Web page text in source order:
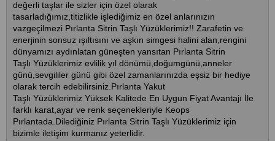
değerli taşlar ile sizler için özel olarak
tasarladığımız,titizlikle işlediğimiz en özel anlarınızın
vazgeçilmezi Pırlanta Sitrin Taşlı Yüzüklerimiz!! Zarafetin ve
enerjinin sonsuz ışıltısını ve aşkın simgesi halini alan,rengini
dünyamızı aydınlatan güneşten yansıtan Pırlanta Sitrin
Taşlı Yüzüklerimiz evlilik yıl dönümü,doğumgünü,anneler
günü,sevgililer günü gibi özel zamanlarınızda eşsiz bir hediye
olarak tercih edebilirsiniz.Pırlanta Yakut
Taşlı Yüzüklerimiz Yüksek Kalitede En Uygun Fiyat Avantajı İle
farklı karat,ayar ve renk seçenekleriyle Keops
Pırlantada.Dilediğiniz Pırlanta Sitrin Taşlı Yüzüklerimiz için
bizimle iletişim kurmanız yeterlidir.